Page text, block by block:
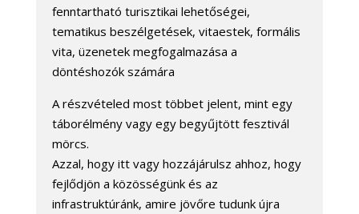
fenntartható turisztikai lehetőségei,
tematikus beszélgetések, vitaestek, formális
vita, üzenetek megfogalmazása a
döntéshozók számára
A részvételed most többet jelent, mint egy
táborélmény vagy egy begyűjtött fesztivál
mörcs.
Azzal, hogy itt vagy hozzájárulsz ahhoz, hogy
fejlődjön a közösségünk és az
infrastruktúránk, amire jövőre tudunk újra